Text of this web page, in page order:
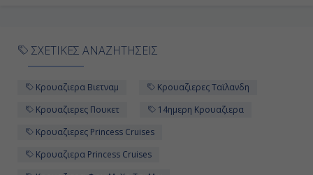
ΣΧΕΤΙΚΕΣ ΑΝΑΖΗΤΗΣΕΙΣ
Κρουαζιερα Βιετναμ
Κρουαζιερες Ταϊλανδη
Κρουαζιερες Πουκετ
14ημερη Κρουαζιερα
Κρουαζιερες Princess Cruises
Κρουαζιερα Princess Cruises